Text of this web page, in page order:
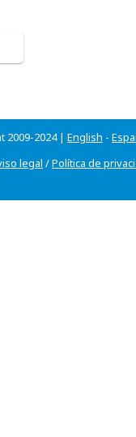
2009-2024 | English -
legal /Política de